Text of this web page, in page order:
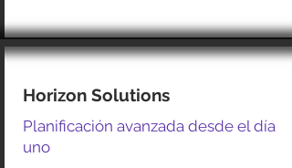
Horizon Solutions
Planificación avanzada desde el día
uno